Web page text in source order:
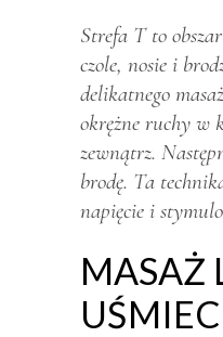
Strefa T to
czole, nosie i
delikatnego
okrężne ruchy w
zewnątrz.
brodę. Ta
napięcie i
MASAŻ